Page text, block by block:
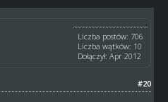
Liczba postów: 706
Liczba wątków: 10
Dołączył: Apr 2012
#20